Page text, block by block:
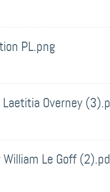
PL.png
Laetitia Overney
William Le Goff